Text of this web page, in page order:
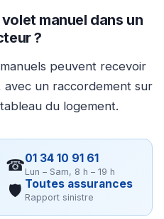
manuel dans un
?
peuvent recevoir
un raccordement sur
du logement.
☎01 34 10 91 61
Lun – Sam, 8 h – 19 h
🛡 Toutes assurances
Rapport sinistre